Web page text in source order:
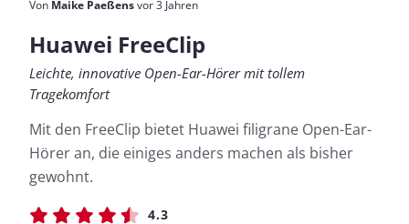
Von Maike Paeßensvor 3 Jahren
Huawei FreeClip
Leichte, innovative Open-Ear-Hörer mit tollem
Tragekomfort
Mit den FreeClip bietet Huawei filigrane Open-Ear-
Hörer an, die einiges anders machen als bisher
gewohnt.
4.3